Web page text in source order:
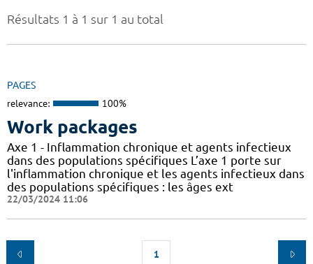
Résultats 1 à 1 sur 1 au total
PAGES
relevance: 100%
Work packages
Axe 1 - Inflammation chronique et agents infectieux
dans des populations spécifiques L’axe 1 porte sur
l'inflammation chronique et les agents infectieux dans
des populations spécifiques : les âges ext
22/03/2024 11:06
1